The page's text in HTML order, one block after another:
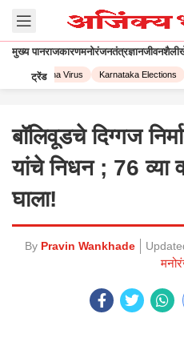
मुख्य पानराजकारणमनोरंजनतंत्रज्ञानजीवनशैली
ट्रेंड
Corona Virus Karnataka Elections
बॉलिवूडचे दिग्गज
यांचे निधन ; 76 व्या
घाला!
By Pravin Wankhade